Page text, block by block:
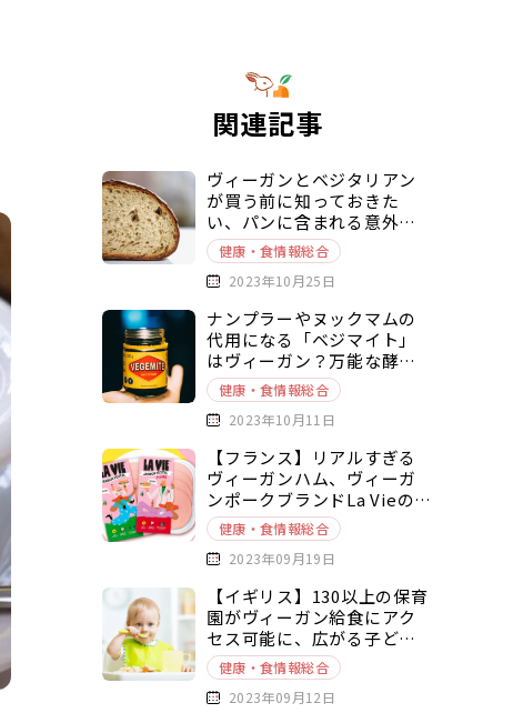
関連記事
ヴィーガンとベジタリアン
が買う前に知っておきた
い、パンに含まれる意外な
動物由来原料とは？
健康・食情報総合
2023年10月25日
ナンプラーやヌックマムの
代用になる「ベジマイト」
はヴィーガン？万能な酵母
エキスベースの調味料を徹
底解説
健康・食情報総合
2023年10月11日
【フランス】リアルすぎる
ヴィーガンハム、ヴィーガ
ンポークブランドLa Vieの新
商品
健康・食情報総合
2023年09月19日
【イギリス】130以上の保育
園がヴィーガン給食にアク
セス可能に、広がる子ども
の健康とヴィーガニズムへ
の関心
健康・食情報総合
2023年09月12日